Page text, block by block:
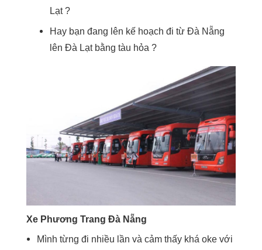
Lạt ?
Hay bạn đang lên kế hoạch đi từ Đà Nẵng
lên Đà Lạt bằng tàu hỏa ?
Xe Phương Trang Đà Nẵng
Mình từng đi nhiều lần và cảm thấy khá oke với